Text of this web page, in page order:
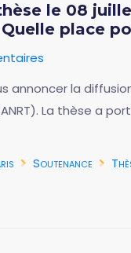
le 08
place
annoncer la
La thèse a
Soutenance